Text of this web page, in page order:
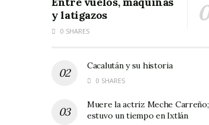
y latigazos
0 SHARES
Cacalután y su historia
0 SHARES
Muere la actriz Meche Carreño;
estuvo un tiempo en Ixtlán